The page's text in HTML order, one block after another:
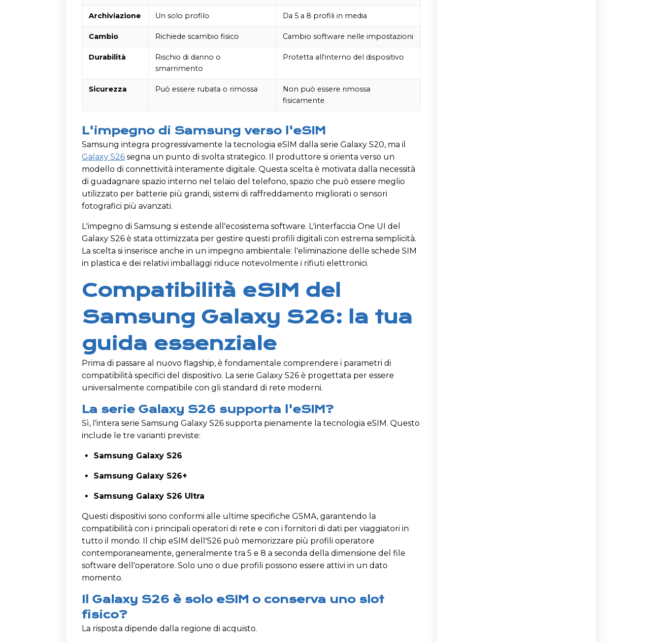
Archiviazione Un solo profilo Da 5 a 8 profili in media
Cambio Richiede scambio fisico Cambio software nelle impostazioni
Durabilità
Rischio di danno o
smarrimento
Protetta all'interno del dispositivo
Sicurezza Può essere rubata o rimossa
Non può essere rimossa
fisicamente
L'impegno di Samsung verso l'eSIM
Samsung integra progressivamente la tecnologia eSIM dalla serie Galaxy S20, ma il
Galaxy S26 segna un punto di svolta strategico. Il produttore si orienta verso un
modello di connettività interamente digitale. Questa scelta è motivata dalla necessità
di guadagnare spazio interno nel telaio del telefono, spazio che può essere meglio
utilizzato per batterie più grandi, sistemi di raffreddamento migliorati o sensori
fotografici più avanzati.
L'impegno di Samsung si estende all'ecosistema software. L'interfaccia One UI del
Galaxy S26 è stata ottimizzata per gestire questi profili digitali con estrema semplicità.
La scelta si inserisce anche in un impegno ambientale: l'eliminazione delle schede SIM
in plastica e dei relativi imballaggi riduce notevolmente i rifiuti elettronici.
Compatibilità eSIM del
Samsung Galaxy S26: la tua
guida essenziale
Prima di passare al nuovo flagship, è fondamentale comprendere i parametri di
compatibilità specifici del dispositivo. La serie Galaxy S26 è progettata per essere
universalmente compatibile con gli standard di rete moderni.
La serie Galaxy S26 supporta l'eSIM?
Sì, l'intera serie Samsung Galaxy S26 supporta pienamente la tecnologia eSIM. Questo
include le tre varianti previste:
Samsung Galaxy S26
Samsung Galaxy S26+
Samsung Galaxy S26 Ultra
Questi dispositivi sono conformi alle ultime specifiche GSMA, garantendo la
compatibilità con i principali operatori di rete e con i fornitori di dati per viaggiatori in
tutto il mondo. Il chip eSIM dell'S26 può memorizzare più profili operatore
contemporaneamente, generalmente tra 5 e 8 a seconda della dimensione del file
software dell'operatore. Solo uno o due profili possono essere attivi in un dato
momento.
Il Galaxy S26 è solo eSIM o conserva uno slot
fisico?
La risposta dipende dalla regione di acquisto.